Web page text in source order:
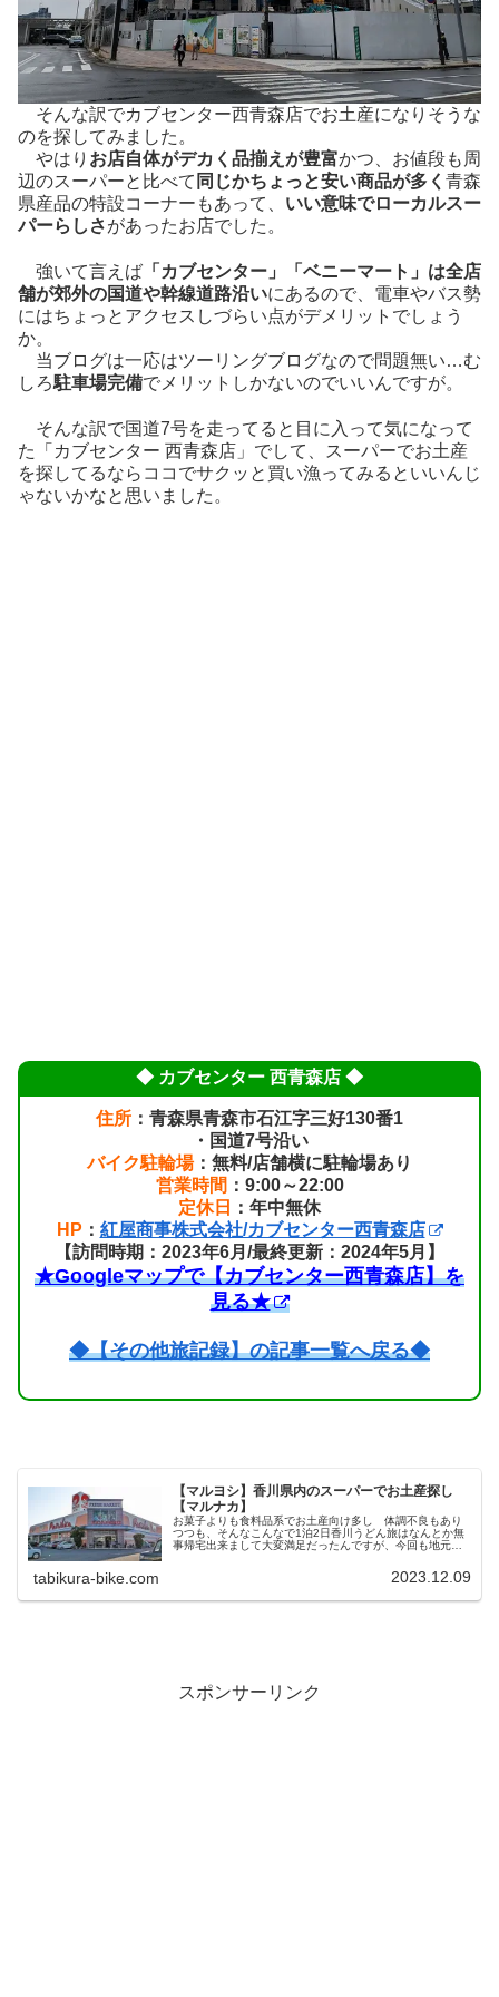
そんな訳でカブセンター西青森店でお土産になりそうな
のを探してみました。
やはり お店自体がデカく品揃えが豊富かつ、お値段も周
辺のスーパーと比べて 同じかちょっと安い商品が多く 青森
県産品の特設コーナーもあって、 いい意味でローカルスー
パーらしさがあったお店でした。
強いて言えば 「カブセンター」「ベニーマート」は全店
舗が郊外の国道や幹線道路沿いにあるので、電車やバス勢
にはちょっとアクセスしづらい点がデメリットでしょう
か。
当ブログは一応はツーリングブログなので問題無い…む
しろ駐車場完備でメリットしかないのでいいんですが。
そんな訳で国道7号を走ってると目に入って気になって
た「カブセンター 西青森店」でして、スーパーでお土産
を探してるならココでサクッと買い漁ってみるといいんじ
ゃないかなと思いました。
◆ カブセンター 西青森店 ◆
住所 ：青森県青森市石江字三好130番1
・国道7号沿い
バイク駐輪場：無料/店舗横に駐輪場あり
営業時間 ：9:00～22:00
定休日
：年中無休
HP ： 紅屋商事株式会社/カブセンター西青森店
【訪問時期：2023年6月/最終更新：2024年5月】
★Googleマップで【カブセンター西青森店】を
見る★
◆【その他旅記録】の記事一覧へ戻る◆
【マルヨシ】香川県内のスーパーでお土産探し
【マルナカ】
お菓子よりも食料品系でお土産向け多し 体調不良もあり
つつも、そんなこんなで1泊2日香川うどん旅はなんとか無
事帰宅出来まして大変満足だったんですが、今回も地元の
tabikura-bike.com 2023.12.09
スポンサーリンク